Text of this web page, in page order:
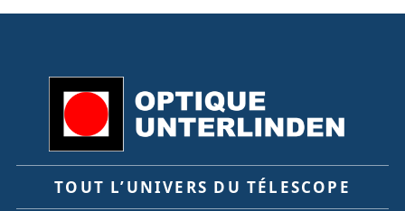
TOUT L’UNIVERS DU TÉLESCOPE